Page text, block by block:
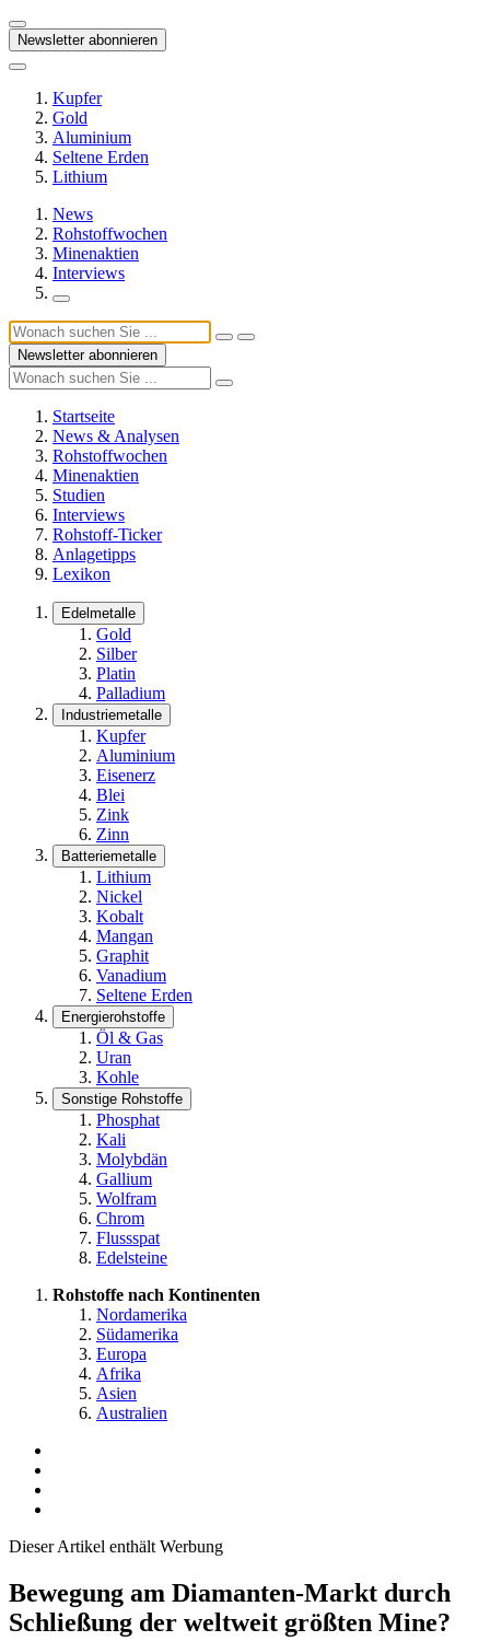
Newsletter abonnieren
Kupfer
Gold
Aluminium
Seltene Erden
Lithium
News
Rohstoffwochen
Minenaktien
Interviews
Newsletter abonnieren
Startseite
News & Analysen
Rohstoffwochen
Minenaktien
Studien
Interviews
Rohstoff-Ticker
Anlagetipps
Lexikon
Edelmetalle
Gold
Silber
Platin
Palladium
Industriemetalle
Kupfer
Aluminium
Eisenerz
Blei
Zink
Zinn
Batteriemetalle
Lithium
Nickel
Kobalt
Mangan
Graphit
Vanadium
Seltene Erden
Energierohstoffe
Öl & Gas
Uran
Kohle
Sonstige Rohstoffe
Phosphat
Kali
Molybdän
Gallium
Wolfram
Chrom
Flussspat
Edelsteine
Rohstoffe nach Kontinenten
Nordamerika
Südamerika
Europa
Afrika
Asien
Australien
Dieser Artikel enthält Werbung
Bewegung am Diamanten-Markt durch
Schließung der weltweit größten Mine?